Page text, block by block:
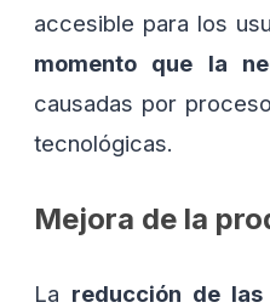
accesible para los
momento que la
causadas por
tecnológicas.
Mejora de la
La reducción de